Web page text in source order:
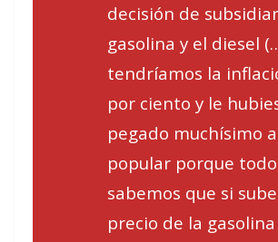
decisión de
gasolina y el diesel
tendríamos la
por ciento y le
pegado muchísimo
popular porque
sabemos que si
precio de la